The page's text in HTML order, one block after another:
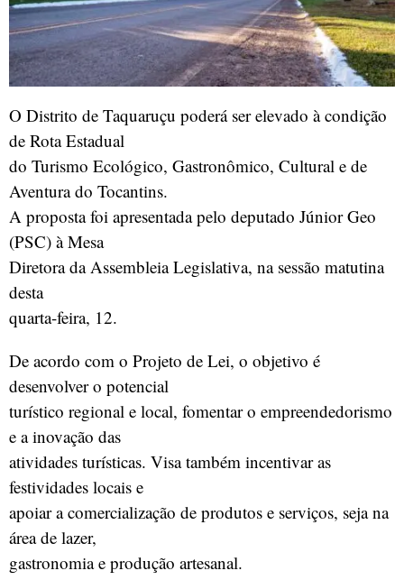
O Distrito de Taquaruçu poderá ser elevado à condição
de Rota Estadual
do Turismo Ecológico, Gastronômico, Cultural e de
Aventura do Tocantins.
A proposta foi apresentada pelo deputado Júnior Geo
(PSC) à Mesa
Diretora da Assembleia Legislativa, na sessão matutina
desta
quarta-feira, 12.
De acordo com o Projeto de Lei, o objetivo é
desenvolver o potencial
turístico regional e local, fomentar o empreendedorismo
e a inovação das
atividades turísticas. Visa também incentivar as
festividades locais e
apoiar a comercialização de produtos e serviços, seja na
área de lazer,
gastronomia e produção artesanal.